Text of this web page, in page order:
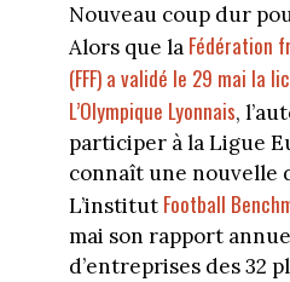
Nouveau coup dur
Alors que la Fédération
(FFF) a validé le 29 mai la
L’Olympique Lyonnais,
participer à la Ligue
connaît une nouvelle
L’institut Football
mai son rapport
d’entreprises des 32